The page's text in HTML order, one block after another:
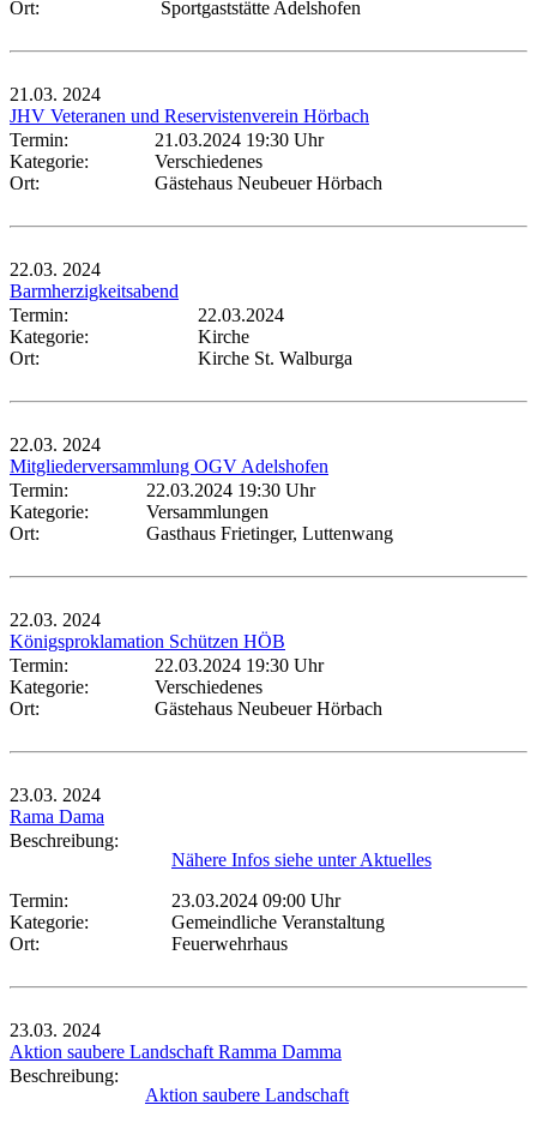
Ort: Sportgaststätte Adelshofen
21.03. 2024
JHV Veteranen und Reservistenverein Hörbach
Termin:
21.03.2024 19:30 Uhr
Kategorie:
Verschiedenes
Ort:
Gästehaus Neubeuer Hörbach
22.03. 2024
Barmherzigkeitsabend
Termin:
22.03.2024
Kategorie:
Kirche
Ort:
Kirche St. Walburga
22.03. 2024
Mitgliederversammlung OGV Adelshofen
Termin:
22.03.2024 19:30 Uhr
Kategorie:
Versammlungen
Ort:
Gasthaus Frietinger, Luttenwang
22.03. 2024
Königsproklamation Schützen HÖB
Termin:
22.03.2024 19:30 Uhr
Kategorie:
Verschiedenes
Ort:
Gästehaus Neubeuer Hörbach
23.03. 2024
Rama Dama
Beschreibung:
Nähere Infos siehe unter Aktuelles
Termin:
23.03.2024 09:00 Uhr
Kategorie:
Gemeindliche Veranstaltung
Ort:
Feuerwehrhaus
23.03. 2024
Aktion saubere Landschaft Ramma Damma
Beschreibung:
Aktion saubere Landschaft